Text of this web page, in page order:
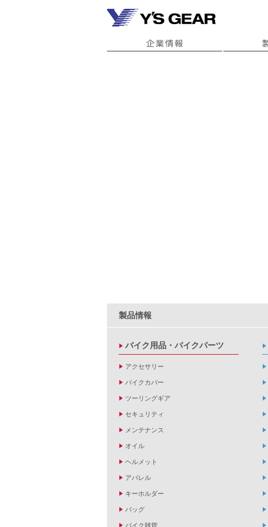
製品情報
バイク用品・バイクパーツ
アクセサリー
バイクカバー
ツーリングギア
セキュリティ
メンテナンス
オイル
ヘルメット
アパレル
キーホルダー
バッグ
バイク雑貨